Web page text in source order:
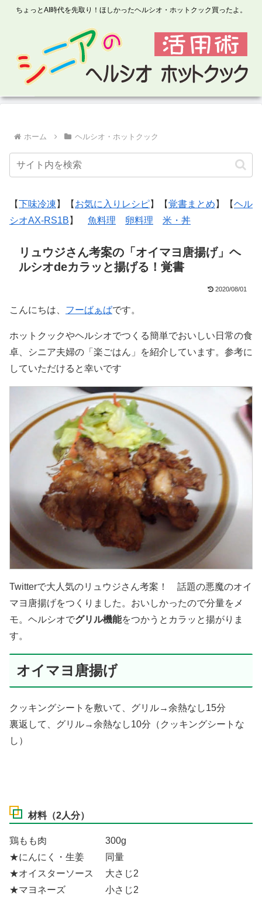
ちょっとAI時代を先取り！ほしかったヘルシオ・ホットクック買ったよ。
ホーム ヘルシオ・ホットクック
【下味冷凍 】【 お気に入りレシピ】【覚書まとめ 】【ヘル
シオAX-RS1B 】 魚料理 卵料理 米・丼
リュウジさん考案の「オイマヨ唐揚げ」ヘ
ルシオdeカラッと揚げる！覚書
2020/08/01
こんにちは、 フーばぁばです。
ホットクックやヘルシオでつくる簡単でおいしい日常の食
卓、シニア夫婦の「楽ごはん」を紹介しています。参考に
していただけると幸いです
Twitterで大人気のリュウジさん考案！ 話題の悪魔のオイ
マヨ唐揚げをつくりました。おいしかったので分量をメ
モ。ヘルシオでグリル機能をつかうとカラッと揚がりま
す。
オイマヨ唐揚げ
クッキングシートを敷いて、グリル→余熱なし15分
裏返して、グリル→余熱なし10分（クッキングシートな
し）
材料（2人分）
鶏もも肉 300g
★にんにく・生姜 同量
★オイスターソース 大さじ2
★マヨネーズ 小さじ2